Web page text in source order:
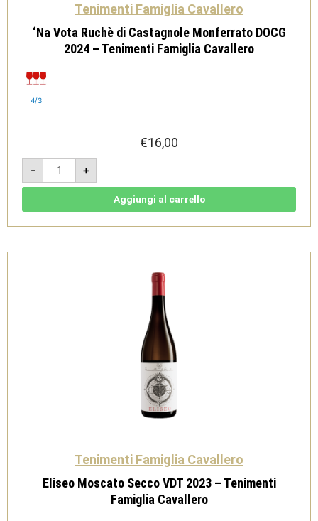
Tenimenti Famiglia Cavallero
‘Na Vota Ruchè di Castagnole Monferrato DOCG
2024 – Tenimenti Famiglia Cavallero
4/3
€16,00
-
'Na
Vota
Ruchè
di
2024
Famiglia
+
Aggiungi al carrello
Tenimenti Famiglia Cavallero
Eliseo Moscato Secco VDT 2023 – Tenimenti
Famiglia Cavallero